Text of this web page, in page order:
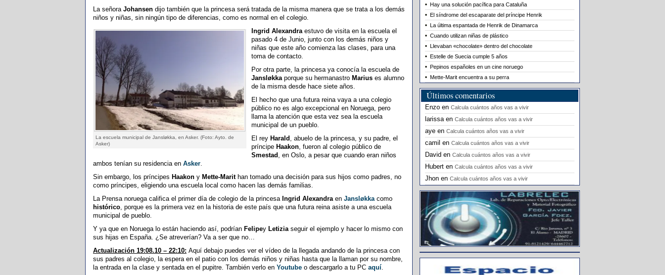
La señora Johansen dijo también que la princesa será tratada de la misma manera que se trata a los demás
niños y niñas, sin ningún tipo de diferencias, como es normal en el colegio.
La escuela municipal de Jansløkka, en Asker. (Foto: Ayto. de
Asker)
Ingrid Alexandraestuvo de visita en la escuela el
pasado 4 de Junio, junto con los demás niños y
niñas que este año comienza las clases, para una
toma de contacto.
Por otra parte, la princesa ya conocía la escuela de
Jansløkka porque su hermanastro Marius es alumno
de la misma desde hace siete años.
El hecho que una futura reina vaya a una colegio
público no es algo excepcional en Noruega, pero
llama la atención que esta vez sea la escuela
municipal de un pueblo.
El rey Harald , abuelo de la princesa, y su padre, el
príncipe Haakon, fueron al colegio público de
Smestad , en Oslo, a pesar que cuando eran niños
ambos tenían su residencia en Asker.
Sin embargo, los príncipes Haakon y Mette-Marithan tomado una decisión para sus hijos como padres, no
como príncipes, eligiendo una escuela local como hacen las demás familias.
La Prensa noruega califica el primer día de colegio de la princesa Ingrid Alexandraen Jansløkkacomo
histórico, porque es la primera vez en la historia de este país que una futura reina asiste a una escuela
municipal de pueblo.
Y ya que en Noruega lo están haciendo así, podrían Felipey Letiziaseguir el ejemplo y hacer lo mismo con
sus hijas en España. ¿Se atreverían? Va a ser que no…
Actualización 19:08.10 – 22:10: Aquí debajo puedes ver el vídeo de la llegada andando de la princesa con
sus padres al colegio, la espera en el patio con los demás niños y niñas hasta que la llaman por su nombre,
la entrada en la clase y sentada en el pupitre. También verlo en Youtube o descargarlo a tu PC aquí.
Hay una solución pacífica para Cataluña
El síndrome del escaparate del príncipe Henrik
La última espantada de Henrik de Dinamarca
Cuando utilizan niñas de plástico
Llevaban «chocolate» dentro del chocolate
Estelle de Suecia cumple 5 años
Pepinos españoles en un cine noruego
Mette-Marit encuentra a su perra
Últimos comentarios
Enzo en Calcula cuántos años vas a vivir
larissaen Calcula cuántos años vas a vivir
aye en Calcula cuántos años vas a vivir
camil en Calcula cuántos años vas a vivir
David en Calcula cuántos años vas a vivir
Hubert en Calcula cuántos años vas a vivir
Jhon en Calcula cuántos años vas a vivir